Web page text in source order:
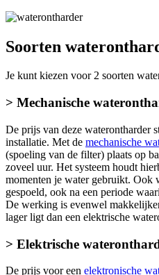
Soorten
Je kunt kiezen voor 2 soorten
> Mechanische
De prijs van deze waterontharder
installatie. Met de mechanische
(spoeling van de filter) plaats op
zoveel uur. Het systeem houdt
momenten je water gebruikt. Ook
gespoeld, ook na een periode
De werking is evenwel
lager ligt dan een elektrische
> Elektrische
De prijs voor een elektronische